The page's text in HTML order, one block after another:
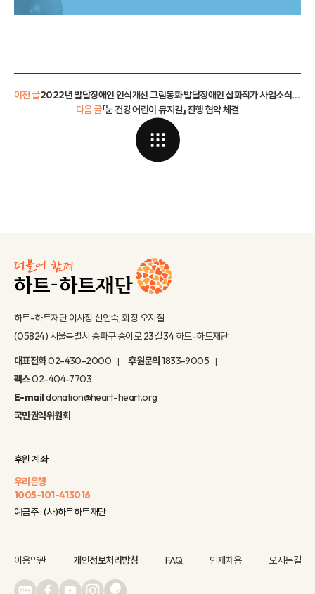
이전 글
2022년 발달장애인 인식개선 그림동화 발달장애인 삽화작가 사업소식 안내
「눈 건강 어린이 뮤지컬」 진행 협약 체결
다음 글
하트-하트재단 이사장 신인숙, 회장 오지철
(05824) 서울특별시 송파구 송이로 23길 34 하트-하트재단
대표전화02-430-2000 후원문의1833-9005
팩스02-404-7703
E-maildonation@heart-heart.org
국민권익위원회
후원 계좌
우리은행
1005-101-413016
예금주 : (사)하트하트재단
이용약관 개인정보처리방침 FAQ 인재채용 오시는길